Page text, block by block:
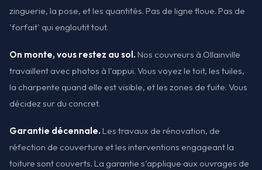
zinguerie, la pose, et les quantités. Pas de ligne floue. Pas de
'forfait' qui engloutit tout.
On monte, vous restez au sol. Nos couvreurs à Ollainville
travaillent avec photos à l'appui. Vous voyez le toit, les tuiles,
la charpente quand elle est visible, et les zones de fuite. Vous
décidez sur du concret.
Garantie décennale. Les travaux de rénovation, de
réfection de couverture et les interventions engageant la
toiture sont couverts. La garantie s'applique aux ouvrages de